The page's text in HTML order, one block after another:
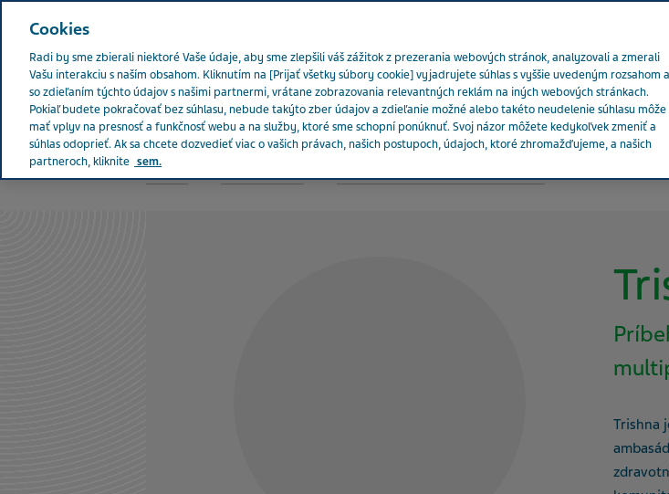
Teva vo svete
O spoločnosti Teva Zdravie s ľudskou tvárou Náš vplyv Naše
Trishna
Cookies
Radi by sme zbierali niektoré Vaše údaje, aby sme zlepšili váš zážitok z prezerania webových stránok, analyzovali a zmerali
Vašu interakciu s naším obsahom. Kliknutím na [Prijať všetky súbory cookie] vyjadrujete súhlas s vyššie uvedeným rozsahom a
so zdieľaním týchto údajov s našimi partnermi, vrátane zobrazovania relevantných reklám na iných webových stránkach.
Pokiaľ budete pokračovať bez súhlasu, nebude takýto zber údajov a zdieľanie možné alebo takéto neudelenie súhlasu môže
mať vplyv na presnosť a funkčnosť webu a na služby, ktoré sme schopní ponúknuť. Svoj názor môžete kedykoľvek zmeniť a
súhlas odoprieť. Ak sa chcete dozvedieť viac o vašich právach, našich postupoch, údajoch, ktoré zhromažďujeme, a našich
partneroch, kliknite sem.